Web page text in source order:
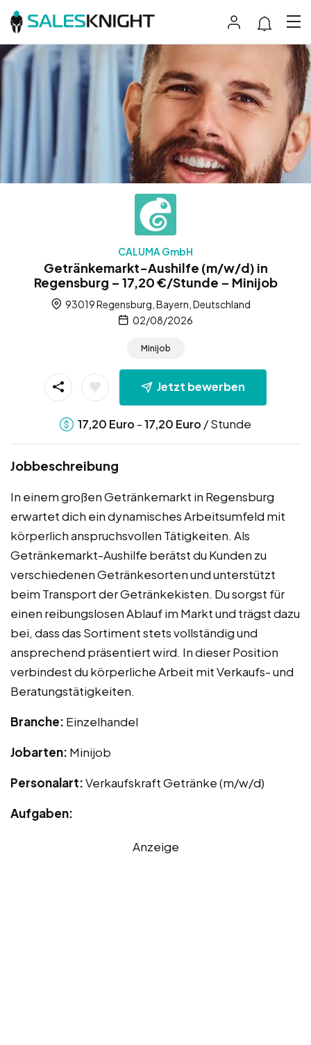
CALUMA GmbH
Getränkemarkt-Aushilfe (m/w/d) in
Regensburg – 17,20 €/Stunde – Minijob
93019 Regensburg, Bayern, Deutschland
02/08/2026
Minijob
Jetzt bewerben
17,20 Euro -17,20 Euro / Stunde
Jobbeschreibung
In einem großen Getränkemarkt in Regensburg
erwartet dich ein dynamisches Arbeitsumfeld mit
körperlich anspruchsvollen Tätigkeiten. Als
Getränkemarkt-Aushilfe berätst du Kunden zu
verschiedenen Getränkesorten und unterstützt
beim Transport der Getränkekisten. Du sorgst für
einen reibungslosen Ablauf im Markt und trägst dazu
bei, dass das Sortiment stets vollständig und
ansprechend präsentiert wird. In dieser Position
verbindest du körperliche Arbeit mit Verkaufs- und
Beratungstätigkeiten.
Branche: Einzelhandel
Jobarten: Minijob
Personalart:Verkaufskraft Getränke (m/w/d)
Aufgaben:
Anzeige